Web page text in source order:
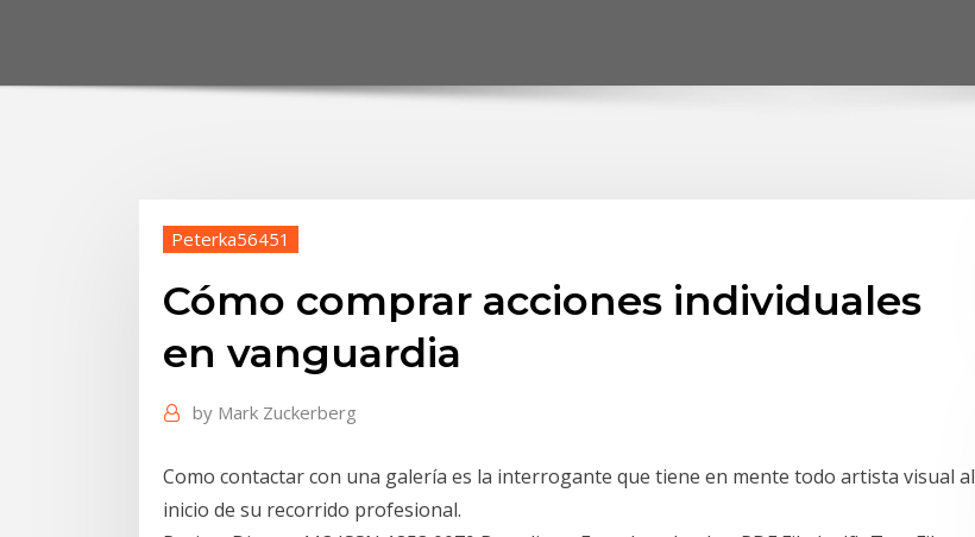
Peterka56451
Cómo comprar acciones individuales
en vanguardia
by Mark Zuckerberg
Como contactar con una galería es la interrogante que tiene en mente todo artista visual al
inicio de su recorrido profesional.